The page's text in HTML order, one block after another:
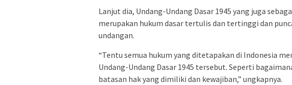
Lanjut dia, Undang-Undang Dasar 1945 yang juga
merupakan hukum dasar tertulis dan tertinggi dan
undangan.
“Tentu semua hukum yang ditetapakan di Indonesia
Undang-Undang Dasar 1945 tersebut. Seperti
batasan hak yang dimiliki dan kewajiban,” ungkapnya.